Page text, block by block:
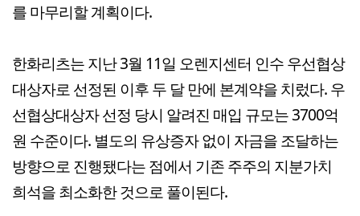
를 마무리할 계획이다.
한화리츠는 지난 3월 11일 오렌지센터 인수 우선협상
대상자로 선정된 이후 두 달 만에 본계약을 치렀다. 우
선협상대상자 선정 당시 알려진 매입 규모는 3700억
원 수준이다. 별도의 유상증자 없이 자금을 조달하는
방향으로 진행됐다는 점에서 기존 주주의 지분가치
희석을 최소화한 것으로 풀이된다.